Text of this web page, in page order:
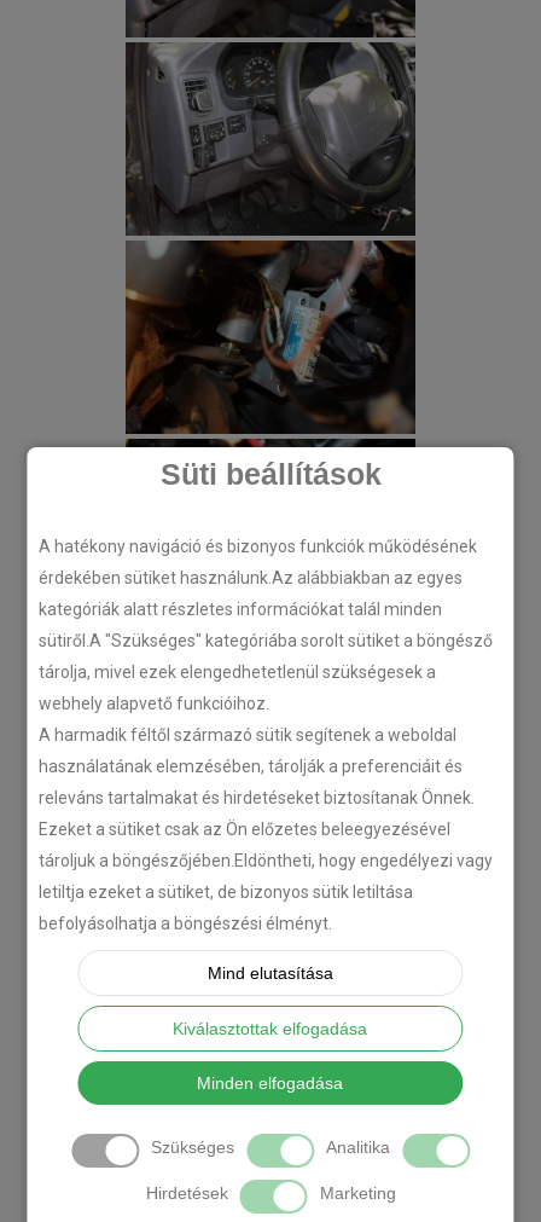
Süti beállítások
A hatékony navigáció és bizonyos funkciók működésének
érdekében sütiket használunk.Az alábbiakban az egyes
kategóriák alatt részletes információkat talál minden
sütiről.A "Szükséges" kategóriába sorolt sütiket a böngésző
tárolja, mivel ezek elengedhetetlenül szükségesek a
webhely alapvető funkcióihoz.
A harmadik féltől származó sütik segítenek a weboldal
használatának elemzésében, tárolják a preferenciáit és
releváns tartalmakat és hirdetéseket biztosítanak Önnek.
Ezeket a sütiket csak az Ön előzetes beleegyezésével
tároljuk a böngészőjében.Eldöntheti, hogy engedélyezi vagy
letiltja ezeket a sütiket, de bizonyos sütik letiltása
befolyásolhatja a böngészési élményt.
Mind elutasítása
Kiválasztottak elfogadása
Minden elfogadása
Szükséges Analitika
Hirdetések Marketing